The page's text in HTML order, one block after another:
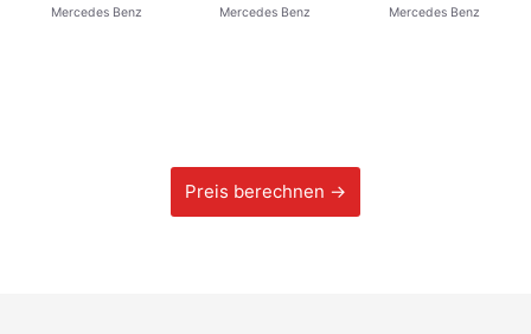
Mercedes Benz
Mercedes Benz
Mercedes Benz
Preis berechnen →